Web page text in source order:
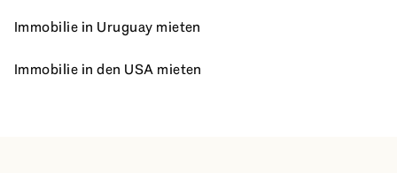
Immobilie in Uruguay mieten
Immobilie in den USA mieten